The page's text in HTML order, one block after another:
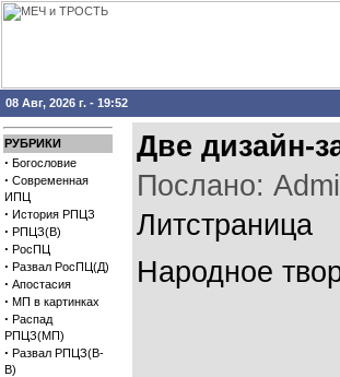
08 Авг, 2026 г. - 19:52
РУБРИКИ
· Богословие
· Современная
ИПЦ
· История РПЦЗ
· РПЦЗ(В)
· РосПЦ
· Развал РосПЦ(Д)
· Апостасия
· МП в картинках
· Распад
РПЦЗ(МП)
· Развал РПЦЗ(В-
В)
Две дизайн-
Послано:
Литстраница
Народное